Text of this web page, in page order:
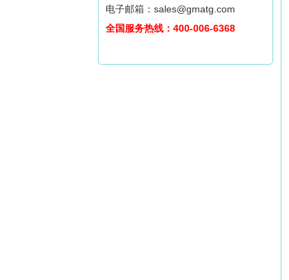
电子邮箱：sales@gmatg.com
全国服务热线：400-006-6368